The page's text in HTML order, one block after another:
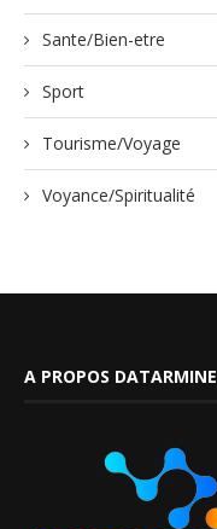
Sante/Bien-etre
Sport
Tourisme/Voyage
Voyance/Spiritualité
A PROPOS DATARMINE